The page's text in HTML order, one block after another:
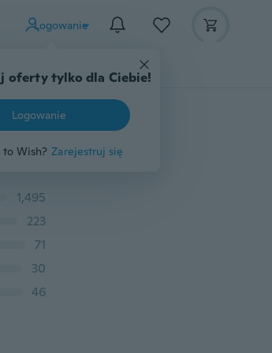
Logowanie
oferty tylko dla Ciebie!
Logowanie
to Wish? Zarejestruj się
dziecięce Więcej
Wiadro Mini Box Piesze wycieczki Przenośny Craft Ręcznie robiony prezent
1,495
223
71
30
46